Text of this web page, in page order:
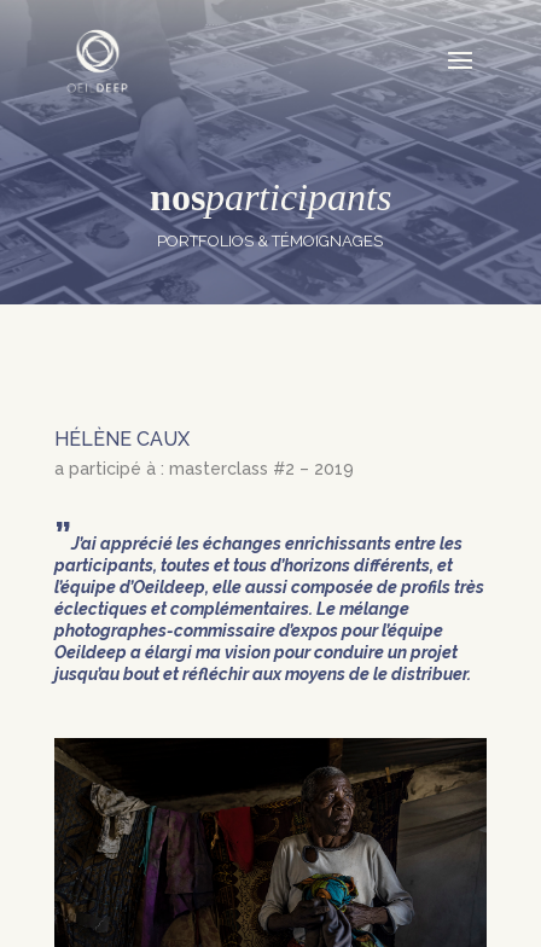
nosparticipants
PORTFOLIOS & TÉMOIGNAGES
HÉLÈNE CAUX
a participé à : masterclass #2 – 2019
”J’ai apprécié les échanges enrichissants entre les
participants, toutes et tous d’horizons différents, et
l’équipe d’Oeildeep, elle aussi composée de profils très
éclectiques et complémentaires. Le mélange
photographes-commissaire d’expos pour l’équipe
Oeildeep a élargi ma vision pour conduire un projet
jusqu’au bout et réfléchir aux moyens de le distribuer.